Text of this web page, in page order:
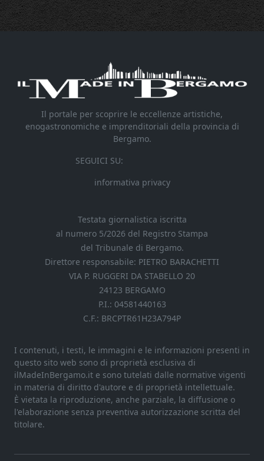
Il portale per scoprire le eccellenze artistiche,
enogastronomiche e imprenditoriali della provincia di
Bergamo.
SEGUICI SU:
informativa privacy
Testata giornalistica iscritta
al numero 5/2026 del Registro Stampa
del Tribunale di Bergamo.
Direttore responsabile: PIETRO BARACHETTI
VIA P. RUGGERI DA STABELLO 20
24123 BERGAMO
P.I.: 04581440163
C.F.: BRCPTR61H23A794P
I contenuti, i testi, le immagini e le informazioni presenti in
questo sito web sono di proprietà esclusiva di
ilMadeInBergamo.it e sono tutelati dalle normative vigenti
in materia di diritto d'autore e di proprietà intellettuale.
È vietata la riproduzione, anche parziale, la diffusione o
l'elaborazione senza preventiva autorizzazione scritta del
titolare.